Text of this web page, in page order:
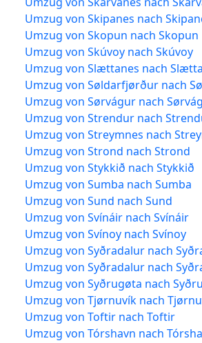
Umzug von Skipanes nach
Umzug von Skopun nach Skopun
Umzug von Skúvoy nach Skúvoy
Umzug von Slættanes nach
Umzug von Søldarfjørður nach
Umzug von Sørvágur nach
Umzug von Strendur nach
Umzug von Streymnes nach
Umzug von Strond nach Strond
Umzug von Stykkið nach Stykkið
Umzug von Sumba nach Sumba
Umzug von Sund nach Sund
Umzug von Svínáir nach Svínáir
Umzug von Svínoy nach Svínoy
Umzug von Syðradalur nach
Umzug von Syðradalur nach
Umzug von Syðrugøta nach
Umzug von Tjørnuvík nach
Umzug von Toftir nach Toftir
Umzug von Tórshavn nach